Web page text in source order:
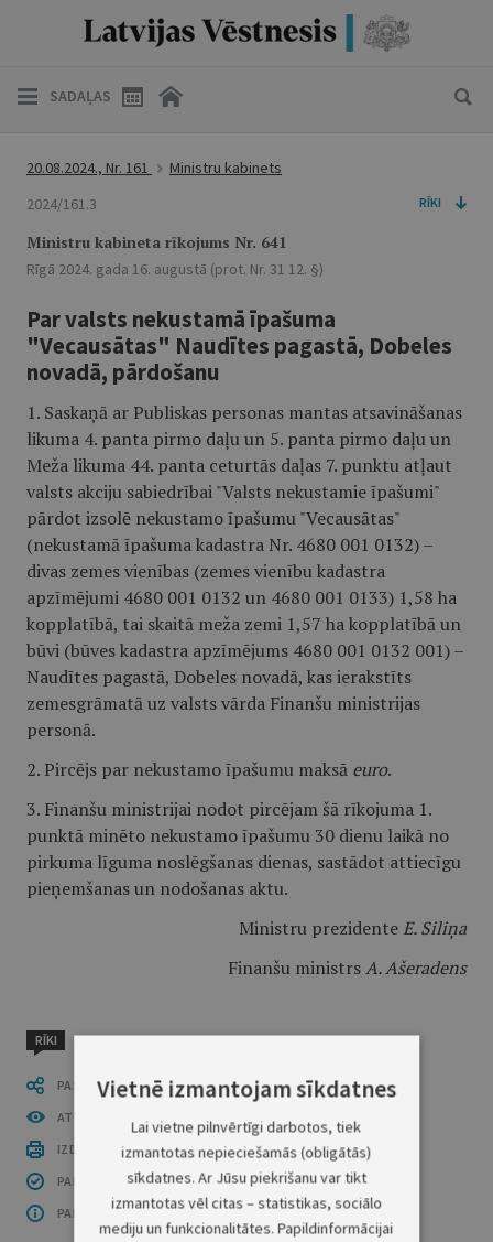
SADAĻAS
20.08.2024., Nr. 161
Ministru kabinets
2024/161.3
RĪKI
Ministru kabineta rīkojums Nr. 641
Rīgā 2024. gada 16. augustā (prot. Nr. 31 12. §)
Par valsts nekustamā īpašuma
"Vecausātas" Naudītes pagastā, Dobeles
novadā, pārdošanu
1. Saskaņā ar Publiskas personas mantas atsavināšanas
likuma 4. panta pirmo daļu un 5. panta pirmo daļu un
Meža likuma 44. panta ceturtās daļas 7. punktu atļaut
valsts akciju sabiedrībai "Valsts nekustamie īpašumi"
pārdot izsolē nekustamo īpašumu "Vecausātas"
(nekustamā īpašuma kadastra Nr. 4680 001 0132) –
divas zemes vienības (zemes vienību kadastra
apzīmējumi 4680 001 0132 un 4680 001 0133) 1,58 ha
kopplatībā, tai skaitā meža zemi 1,57 ha kopplatībā un
būvi (būves kadastra apzīmējums 4680 001 0132 001) –
Naudītes pagastā, Dobeles novadā, kas ierakstīts
zemesgrāmatā uz valsts vārda Finanšu ministrijas
personā.
2. Pircējs par nekustamo īpašumu maksā euro.
3. Finanšu ministrijai nodot pircējam šā rīkojuma 1.
punktā minēto nekustamo īpašumu 30 dienu laikā no
pirkuma līguma noslēgšanas dienas, sastādot attiecīgu
pieņemšanas un nodošanas aktu.
Ministru prezidenteE. Siliņa
Finanšu ministrsA. Ašeradens
RĪKI
PASTĀSTI CITIEM
ATVĒRT PUBLIKĀCIJU (PDF)
IZDRUKĀT PUBLIKĀCIJU
PAR INFORMĀCIJAS DROŠĪBU
PAR ŠO GRUPU
Vietnē izmantojam sīkdatnes
Lai vietne pilnvērtīgi darbotos, tiek
izmantotas nepieciešamās (obligātās)
sīkdatnes. Ar Jūsu piekrišanu var tikt
izmantotas vēl citas – statistikas, sociālo
mediju un funkcionalitātes. Papildinformācijai